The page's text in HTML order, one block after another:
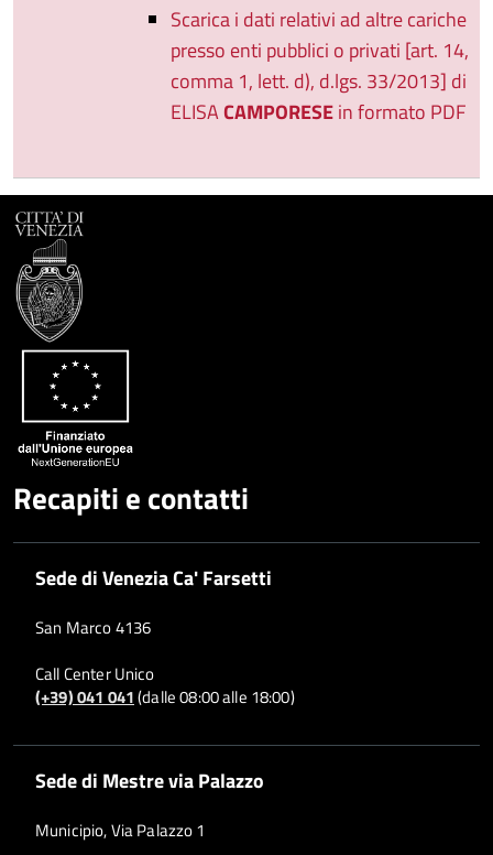
Scarica i dati relativi ad altre cariche
presso enti pubblici o privati [art. 14,
comma 1, lett. d), d.lgs. 33/2013] di
ELISACAMPORESEin formato PDF
Recapiti e contatti
Sede di Venezia Ca' Farsetti
San Marco 4136
Call Center Unico
(+39) 041 041(dalle 08:00 alle 18:00)
Sede di Mestre via Palazzo
Municipio, Via Palazzo 1